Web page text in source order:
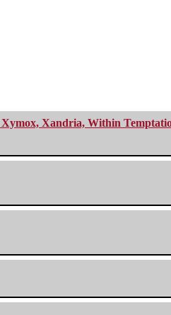
Xandria, Within